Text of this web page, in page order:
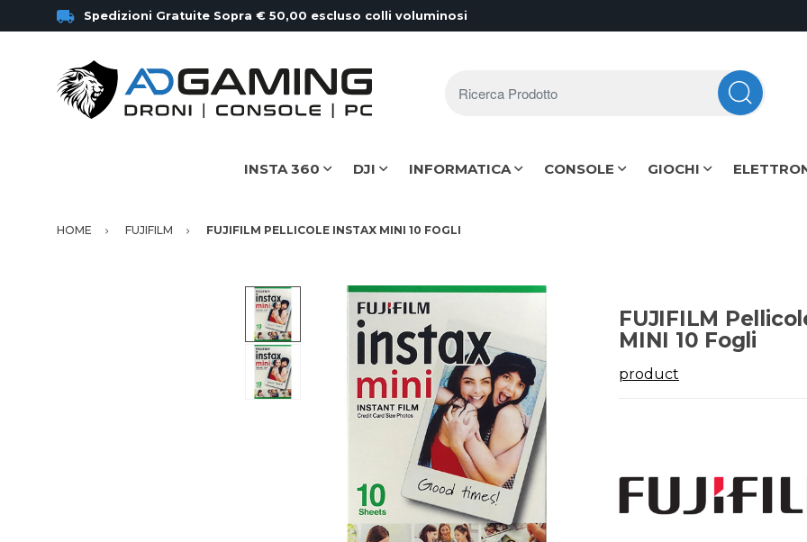
Spedizioni Gratuite Sopra € 50,00 escluso colli voluminosi
INSTA 360 DJI INFORMATICA CONSOLE GIOCHI
HOME FUJIFILM FUJIFILM PELLICOLE INSTAX MINI 10 FOGLI
FUJIFILM
MINI 10 Fogli
product